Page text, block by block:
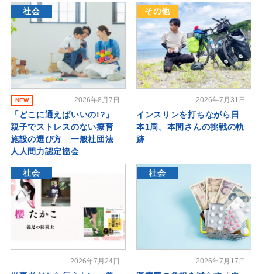
社会
NEW 2026年8月7日
「どこに通えばいいの!?」
親子でストレスのない療育
施設の選び方 一般社団法
人人間力認定協会
その他
2026年7月31日
インスリンを打ちながら日
本1周。本間さんの挑戦の軌
跡
社会
2026年7月24日
社会
2026年7月17日